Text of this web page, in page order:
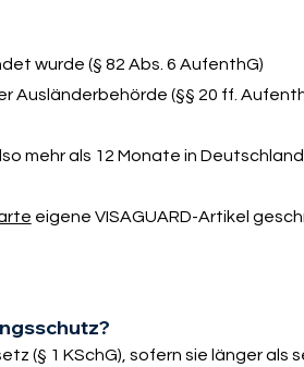
wurde (§ 82 Abs. 6 AufenthG)
Ausländerbehörde (§§ 20 ff.
mehr als 12 Monate in
eigene VISAGUARD-Artikel
(§ 1 KSchG), sofern sie länger als